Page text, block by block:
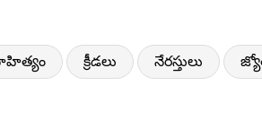
క్రీడలు నేరస్తులు